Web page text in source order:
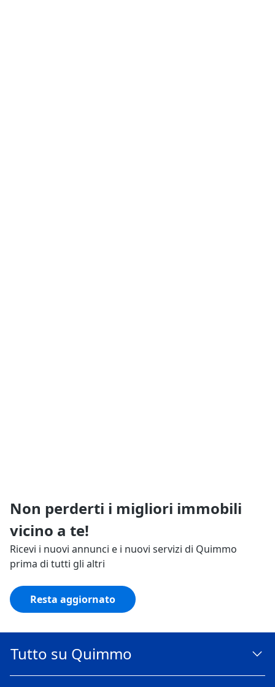
Non perderti i migliori immobili
vicino a te!
Ricevi i nuovi annunci e i nuovi servizi di Quimmo
prima di tutti gli altri
Resta aggiornato
Tutto su Quimmo